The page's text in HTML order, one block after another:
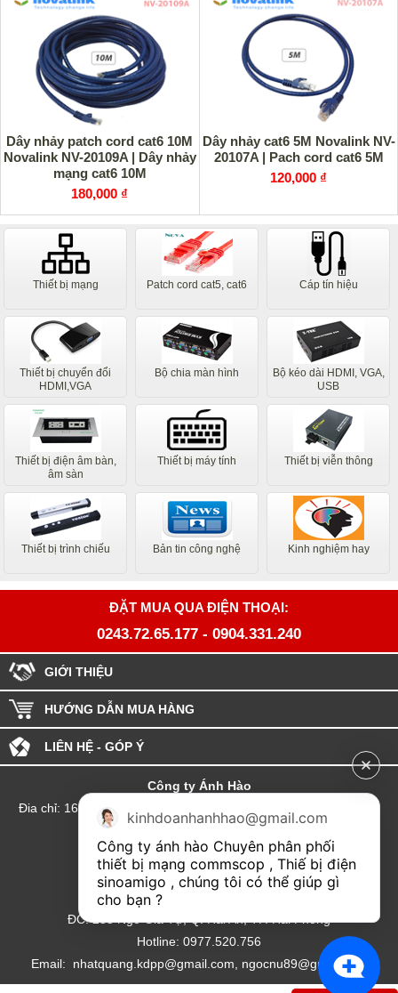
Dây nhảy patch cord cat6 10M
Novalink NV-20109A | Dây nhảy
mạng cat6 10M
180,000 ₫
Dây nhảy cat6 5M Novalink NV-
20107A | Pach cord cat6 5M
120,000 ₫
Thiết bị mạng Patch cord cat5, cat6 Cáp tín hiệu
Thiết bị chuyển đổi
HDMI,VGA
Bộ chia màn hình
Bộ kéo dài HDMI, VGA,
USB
Thiết bị điện âm bàn,
âm sàn
Thiết bị máy tính Thiết bị viễn thông
Thiết bị trình chiếu Bản tin công nghệ Kinh nghiệm hay
ĐẶT MUA QUA ĐIỆN THOẠI:
0243.72.65.177 - 0904.331.240
GIỚI THIỆU
HƯỚNG DẪN MUA HÀNG
LIÊN HỆ - GÓP Ý
Công ty Ánh Hào
Đia chỉ: 164 Phố Chùa Láng - Phường Láng - Thành phố Hà Nội
hotline:0904.331.240
Email: Kinhdoanhanhhao@gmail.com
Đại lý Hải Phòng
ĐC: 235 Ngô Gia Tự, Q. Hải An, TP. Hải Phòng
Hotline: 0977.520.756
Email: nhatquang.kdpp@gmail.com, ngocnu89@gmail.com
kinhdoanhanhhao@gmail.com
Công ty ánh hào Chuyên phân phối
thiết bị mạng commscop , Thiế bị điện
sinoamigo , chúng tôi có thể giúp gì
cho bạn ?